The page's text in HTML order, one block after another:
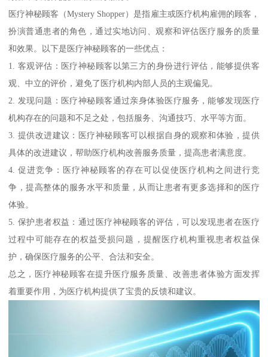
医疗神秘顾客（Mystery Shopper）是指雇主或医疗机构雇佣的顾客，
扮演普通患者的角色，通过实地访问、观察和评估医疗服务的质量
和效果。以下是医疗神秘顾客的一些优点：
1. 客观评估：医疗神秘顾客以第三方的身份进行评估，能够提供客
观、中立的评价，避免了医疗机构内部人员的主观偏见。
2. 发现问题：医疗神秘顾客通过亲身体验医疗服务，能够发现医疗
机构存在的问题和不足之处，包括服务、沟通技巧、水平等方面。
3. 提供改进建议：医疗神秘顾客可以根据自身的观察和体验，提供
具体的改进建议，帮助医疗机构改善服务质量，提高患者满意度。
4. 促进竞争：医疗神秘顾客的存在可以促使医疗机构之间进行竞
争，提高整体的服务水平和质量，从而让患者有更多选择和的医疗
体验。
5. 保护患者权益：通过医疗神秘顾客的评估，可以发现患者在医疗
过程中可能存在的权益受损问题，提醒医疗机构重视患者权益保
护，确保医疗服务的公平、合法和安全。
总之，医疗神秘顾客在提升医疗服务质量、改善患者体验方面发挥
着重要作用，为医疗机构提供了宝贵的反馈和建议。